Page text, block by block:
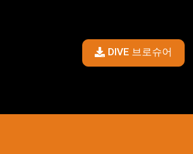
DIVE 브로슈어